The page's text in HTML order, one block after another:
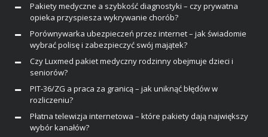
Pakiety medyczne a szybkość diagnostyki – czy prywatna
opieka przyspiesza wykrywanie chorób?
Porównywarka ubezpieczeń przez internet – jak świadomie
wybrać polisę i zabezpieczyć swój majątek?
Czy Luxmed pakiet medyczny rodzinny obejmuje dzieci i
seniorów?
PIT-36/ZG a praca za granicą – jak uniknąć błędów w
rozliczeniu?
Płatna telewizja internetowa – które pakiety dają największy
wybór kanałów?